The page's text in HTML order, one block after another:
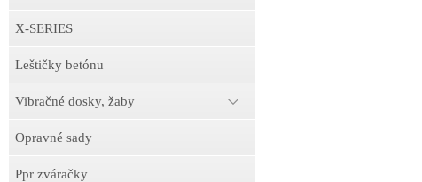
X-SERIES
Leštičky betónu
Vibračné dosky, žaby
Opravné sady
Ppr zváračky